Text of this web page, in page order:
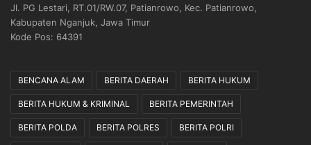
Jl. PG Lestari, RT.01/RW.07, Patianrowo, Kec. Patianrowo,
Kabupaten Nganjuk, Jawa Timur
Kode Pos: 64391
BENCANA ALAM BERITA DAERAH BERITA HUKUM
BERITA HUKUM & KRIMINAL BERITA PEMERINTAH
BERITA POLDA BERITA POLRES BERITA POLRI